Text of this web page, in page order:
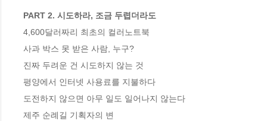
PART 2. 시도하라, 조금 두렵더라도
4,600달러짜리 최초의 컬러노트북
사과 박스 못 받은 사람, 누구?
진짜 두려운 건 시도하지 않는 것
평양에서 인터넷 사용료를 지불하다
도전하지 않으면 아무 일도 일어나지 않는다
제주 순례길 기획자의 변